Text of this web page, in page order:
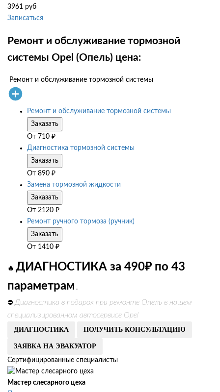
3961 руб
Записаться
Ремонт и обслуживание тормозной
системы Opel (Опель) цена:
Ремонт и обслуживание тормозной системы
Ремонт и обслуживание тормозной системы
Заказать
От 710 ₽
Диагностика тормозной системы
Заказать
От 890 ₽
Замена тормозной жидкости
Заказать
От 2120 ₽
Ремонт ручного тормоза (ручник)
Заказать
От 1410 ₽
🔥 ДИАГНОСТИКА за 490₽ по 43
параметрам .
⛔ Диагностика в подарок при ремонте Опель в нашем
специализированном автосервисе Opel
ДИАГНОСТИКА ПОЛУЧИТЬ КОНСУЛЬТАЦИЮ
ЗАЯВКА НА ЭВАКУАТОР
Сертифицированные специалисты
Мастер слесарного цеха